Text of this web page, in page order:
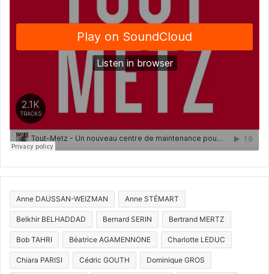
Anne DAUSSAN-WEIZMAN Anne STÉMART
Belkhir BELHADDAD Bernard SERIN Bertrand MERTZ
Bob TAHRI Béatrice AGAMENNONE Charlotte LEDUC
Chiara PARISI Cédric GOUTH Dominique GROS